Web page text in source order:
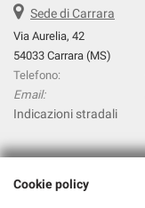
Sede di Carrara
Via Aurelia, 42
54033 Carrara (MS)
Telefono:
Email:
Indicazioni stradali
Dati fiscali:
Cookie policy